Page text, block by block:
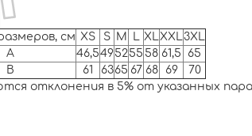
см XS S M XL XXL 3XL
A
46,5495255 58 61,5
65
B
61 6365 67 68 69
70
отклонения в 5% от указанных